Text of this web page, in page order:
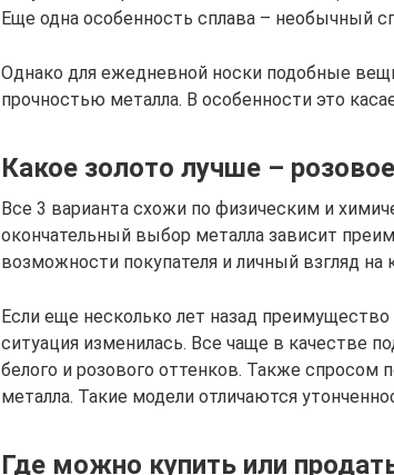
Еще одна особенность сплава – необычный
Однако для ежедневной носки подобные
прочностью металла. В особенности это
Какое золото лучше –
Все 3 варианта схожи по физическим и
окончательный выбор металла зависит
возможности покупателя и личный взгляд на
Если еще несколько лет назад
ситуация изменилась. Все чаще в качестве
белого и розового оттенков. Также спросом
металла. Такие модели отличаются
Где можно купить или